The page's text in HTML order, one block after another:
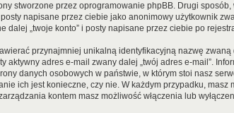
stworzone przez oprogramowanie phpBB. Drugi
napisane przez ciebie jako anonimowy użytkownik
dalej „twoje konto” i posty napisane przez ciebie po
przynajmniej unikalną identyfikacyjną nazwę
aktywny adres e-mail zwany dalej „twój adres e-mail”.
danych osobowych w państwie, w którym stoi nasz
ich jest konieczne, czy nie. W każdym przypadku,
kontem masz możliwość włączenia lub